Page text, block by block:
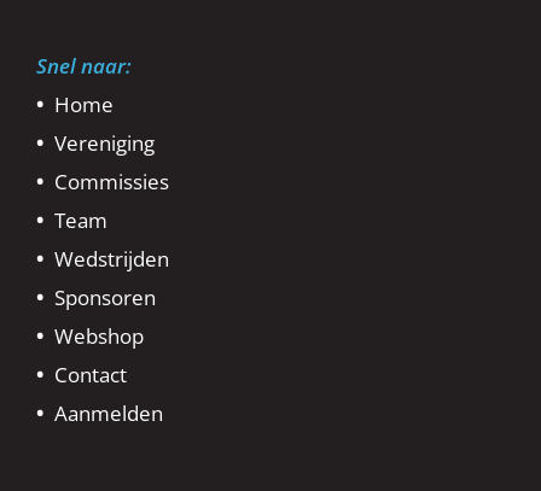
Snel naar:
Home
Vereniging
Commissies
Team
Wedstrijden
Sponsoren
Webshop
Contact
Aanmelden